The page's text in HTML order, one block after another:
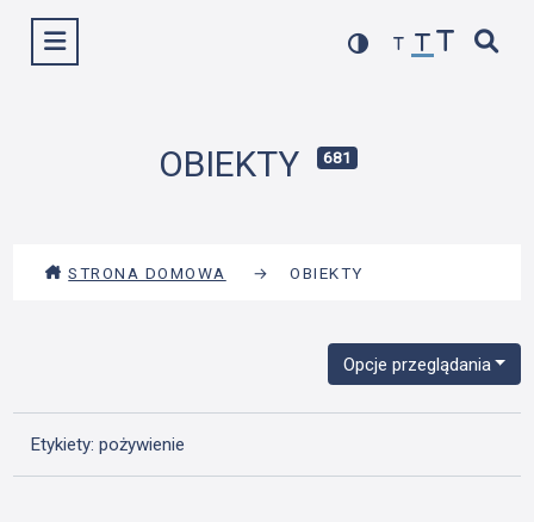
Wyświetl menu
OBIEKTY 681
STRONA DOMOWA → OBIEKTY
Opcje przeglądania
Etykiety: pożywienie